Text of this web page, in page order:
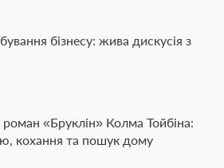
бізнесу: жива дискусія з
«Бруклін» Колма Тойбіна:
кохання та пошук дому